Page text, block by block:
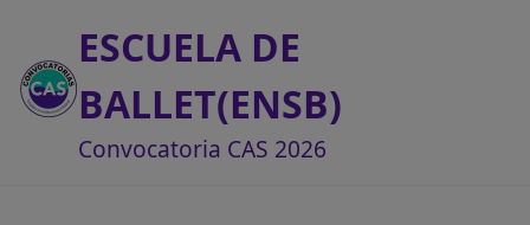
ESCUELA DE
BALLET(ENSB)
Convocatoria CAS 2026